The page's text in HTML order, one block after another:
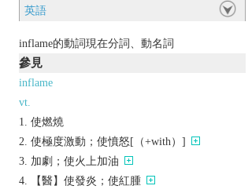
英語
inflame的動詞現在分詞、動名詞
參見
inflame
vt.
使燃燒
使極度激動；使憤怒[（+with）]
加劇；使火上加油
【醫】使發炎；使紅腫